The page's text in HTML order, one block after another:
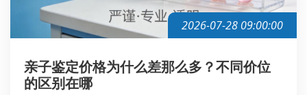
2026-07-28 09:00:00
亲子鉴定价格为什么差那么多？不同价位
的区别在哪